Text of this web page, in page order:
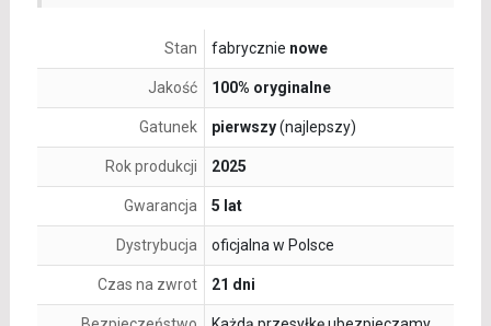
Stan fabrycznie nowe
Jakość 100% oryginalne
Gatunek pierwszy(najlepszy)
Rok produkcji 2025
Gwarancja 5 lat
Dystrybucja oficjalna w Polsce
Czas na zwrot 21 dni